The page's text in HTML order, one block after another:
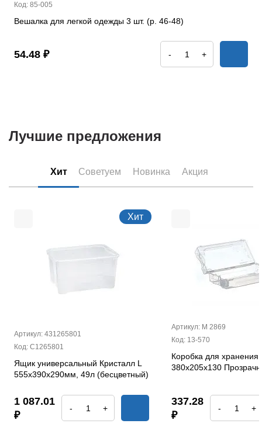
Код: 85-005
Вешалка для легкой одежды 3 шт. (р. 46-48)
54.48 ₽ - +
Лучшие предложения
Хит Советуем Новинка Акция
Хит
Артикул: 431265801
Код: С1265801
Ящик универсальный Кристалл L
555х390х290мм, 49л (бесцветный)
1 087.01
₽
- +
Артикул: М 2869
Код: 13-570
Коробка для хранения
380х205х130
337.28
₽
- +